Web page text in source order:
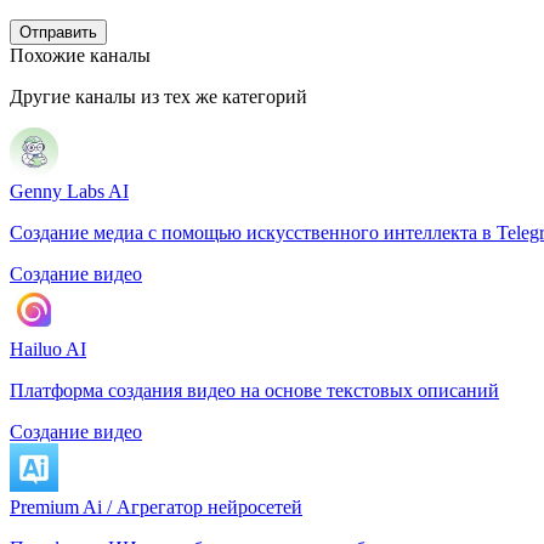
Отправить
Похожие каналы
Другие каналы из тех же категорий
Genny Labs AI
Создание медиа с помощью искусственного интеллекта в
Создание видео
Hailuo AI
Платформа создания видео на основе текстовых описаний
Создание видео
Premium Ai / Агрегатор нейросетей